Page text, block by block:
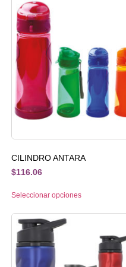
CILINDRO ANTARA
$116.06
Seleccionar opciones